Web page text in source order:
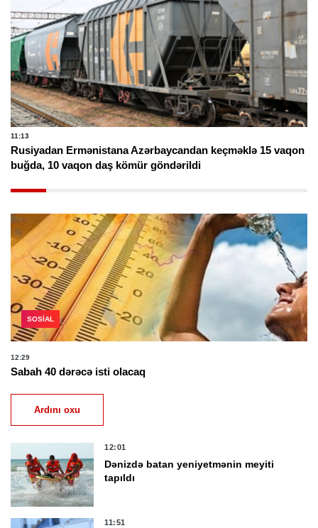
11:13
Rusiyadan Ermənistana Azərbaycandan keçməklə 15 vaqon
buğda, 10 vaqon daş kömür göndərildi
SOSIAL
12:29
Sabah 40 dərəcə isti olacaq
Ardını oxu
12:01
Dənizdə batan yeniyetmənin meyiti
tapıldı
11:51